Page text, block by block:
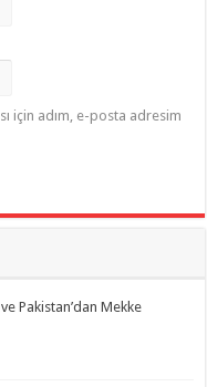
için adım, e-posta adresim
Pakistan’dan Mekke